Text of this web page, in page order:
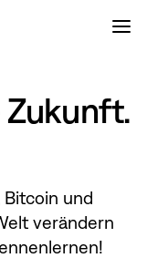
Zukunft.
Bitcoin und
verändern